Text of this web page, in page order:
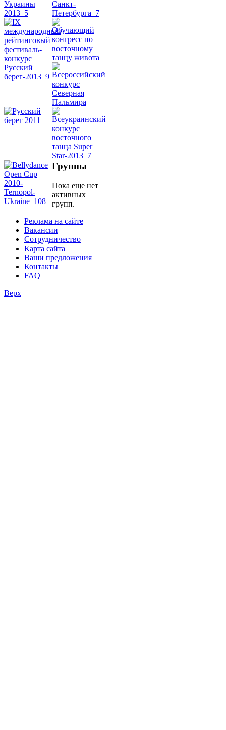
Группы
Пока еще нет
активных
групп.
Реклама на сайте
Вакансии
Сотрудничество
Карта сайта
Ваши предложения
Контакты
FAQ
Верх